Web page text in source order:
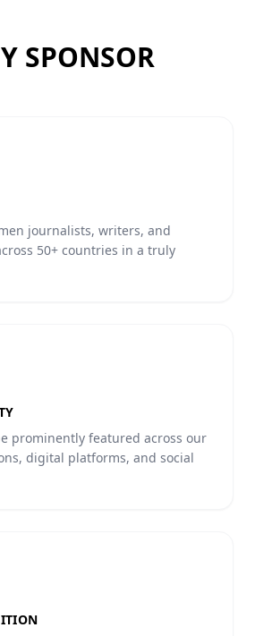
SPONSOR
journalists, writers, and
50+ countries in a truly
prominently featured across our
digital platforms, and social